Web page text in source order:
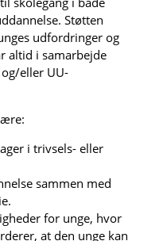
Støtten
udfordringer og
altid i samarbejde
eller UU-
i trivsels- eller
sammen med
for unge, hvor
at den unge kan